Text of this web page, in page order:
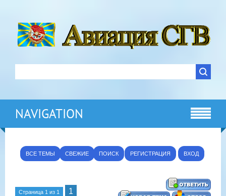
NAVIGATION
ВСЕ ТЕМЫ СВЕЖИЕ ПОИСК РЕГИСТРАЦИЯ ВХОД
Страница 1 из 1 1